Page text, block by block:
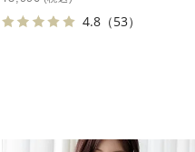
4.8（53）